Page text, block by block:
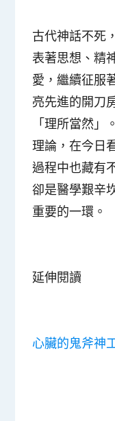
古代神話不死
表著思想、精
愛，繼續征服
亮先進的開刀
「理所當然
理論，在今日
過程中也藏有
卻是醫學艱辛
重要的一環。
延伸閱讀
心臟的鬼斧神